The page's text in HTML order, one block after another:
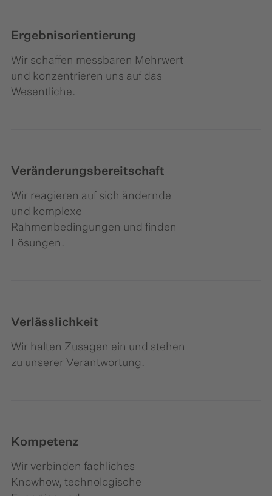
Ergebnisorientierung
Wir schaffen messbaren Mehrwert
und konzentrieren uns auf das
Wesentliche.​
Veränderungsbereitschaft
Wir reagieren auf sich ändernde
und komplexe
Rahmenbedingungen und finden
Lösungen.
Verlässlichkeit
Wir halten Zusagen ein und stehen
zu unserer Verantwortung.
Kompetenz
Wir verbinden fachliches
Knowhow, technologische